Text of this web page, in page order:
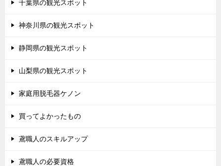
千葉県の観光スポット
神奈川県の観光スポット
静岡県の観光スポット
山梨県の観光スポット
家庭用脱毛器ケノン
買ってよかったもの
鳶職人のスキルアップ
鳶職人の必要資格